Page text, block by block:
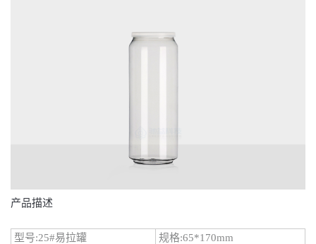
产品描述
型号:25#易拉罐
规格:65*170mm